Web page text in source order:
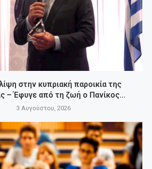
στην κυπριακή παροικία της
– Έφυγε από τη ζωή ο Πανίκος...
3 Αυγούστου, 2026